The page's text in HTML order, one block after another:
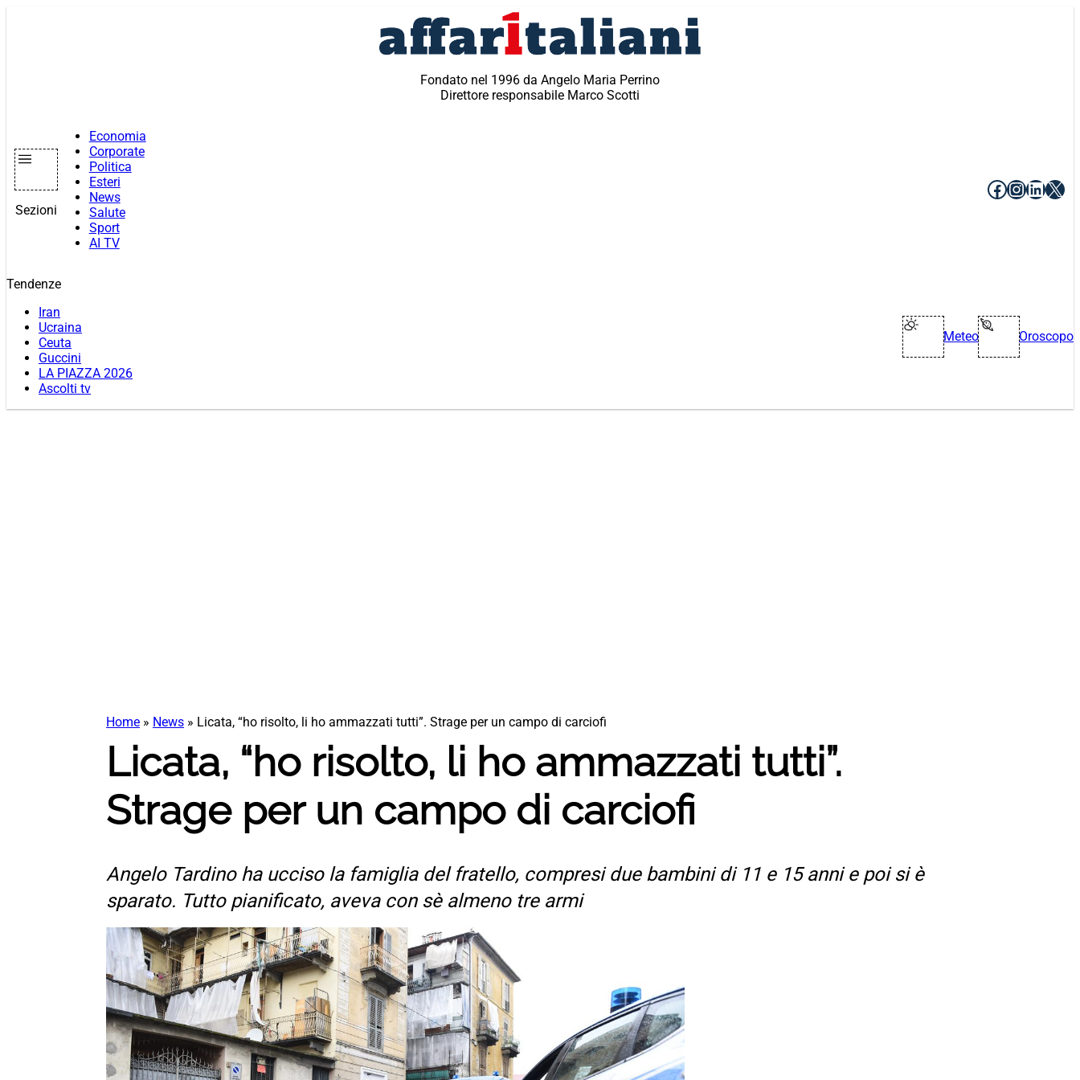
Fondato nel 1996 da Angelo Maria Perrino
Direttore responsabile Marco Scotti
Sezioni
Economia
Corporate
Politica
Esteri
News
Salute
Sport
AI TV
Facebook
X
Tendenze
Iran
Ucraina
Ceuta
Guccini
LA PIAZZA 2026
Ascolti tv
Meteo Oroscopo
Home » News » Licata, “ho risolto, li ho ammazzati tutti”. Strage per un campo di carciofi
Licata, “ho risolto, li ho ammazzati tutti”.
Strage per un campo di carciofi
Angelo Tardino ha ucciso la famiglia del fratello, compresi due bambini di 11 e 15 anni e poi si è
sparato. Tutto pianificato, aveva con sè almeno tre armi